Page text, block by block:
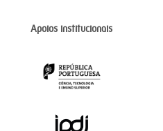
Apoios institucionais